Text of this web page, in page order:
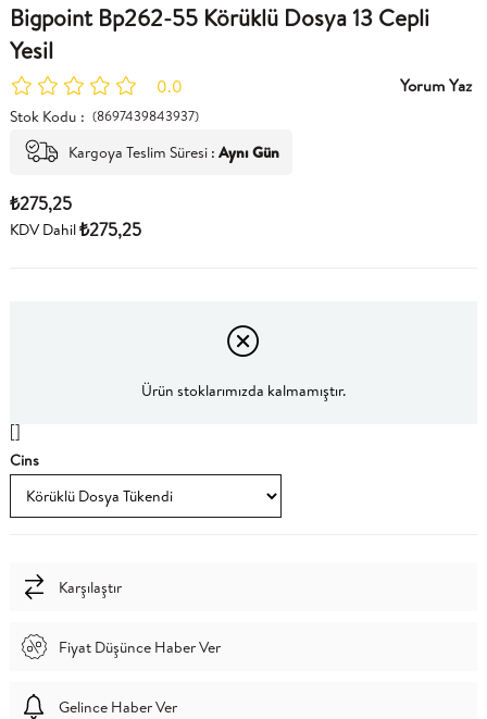
Bigpoint Bp262-55 Körüklü Dosya 13 Cepli
Yesil
0.0 Yorum Yaz
Stok Kodu (8697439843937)
Kargoya Teslim Süresi : Aynı Gün
₺275,25
KDV Dahil₺275,25
Ürün stoklarımızda kalmamıştır.
[]
Cins
Karşılaştır
Fiyat Düşünce Haber Ver
Gelince Haber Ver